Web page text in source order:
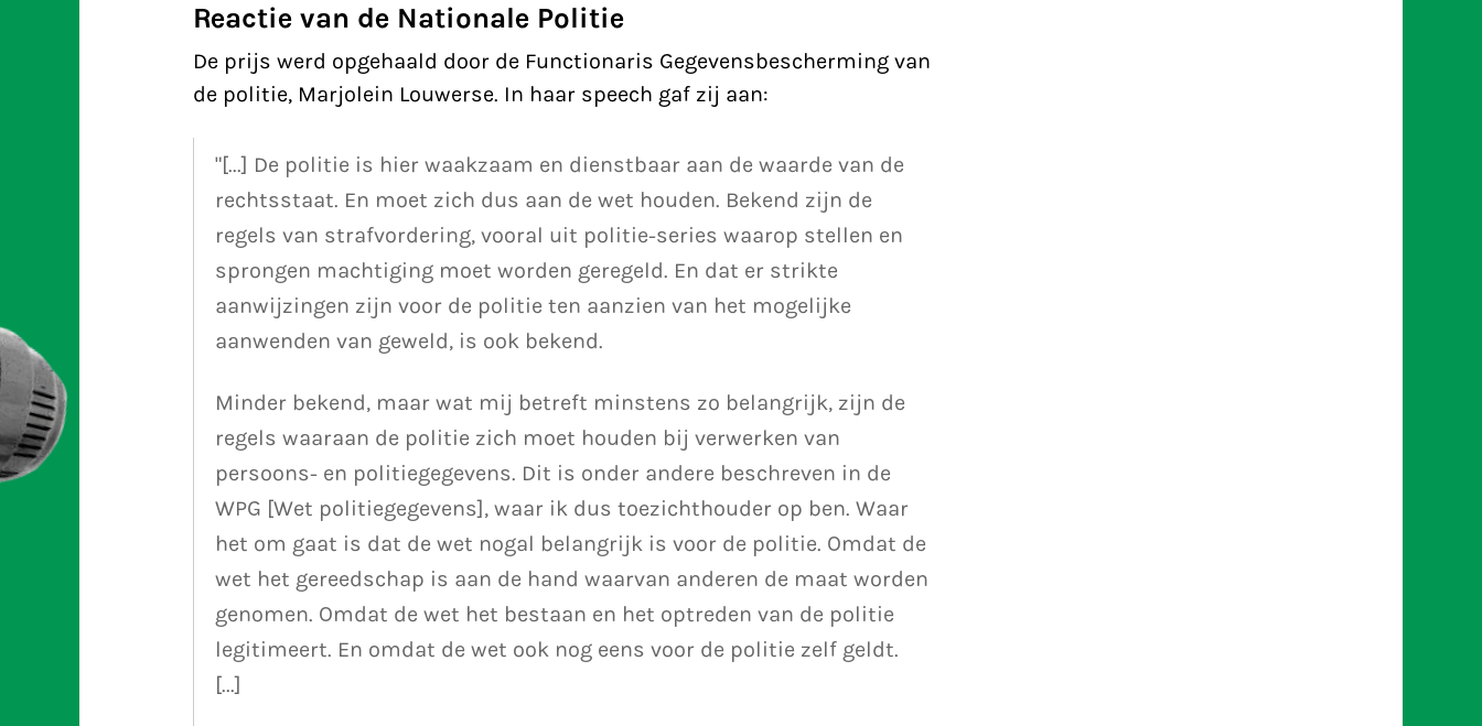
Reactie van de Nationale Politie
De prijs werd opgehaald door de Functionaris Gegevensbescherming van
de politie, Marjolein Louwerse. In haar speech gaf zij aan:
"[...] De politie is hier waakzaam en dienstbaar aan de waarde van de
rechtsstaat. En moet zich dus aan de wet houden. Bekend zijn de
regels van strafvordering, vooral uit politie-series waarop stellen en
sprongen machtiging moet worden geregeld. En dat er strikte
aanwijzingen zijn voor de politie ten aanzien van het mogelijke
aanwenden van geweld, is ook bekend.
Minder bekend, maar wat mij betreft minstens zo belangrijk, zijn de
regels waaraan de politie zich moet houden bij verwerken van
persoons- en politiegegevens. Dit is onder andere beschreven in de
WPG [Wet politiegegevens], waar ik dus toezichthouder op ben. Waar
het om gaat is dat de wet nogal belangrijk is voor de politie. Omdat de
wet het gereedschap is aan de hand waarvan anderen de maat worden
genomen. Omdat de wet het bestaan en het optreden van de politie
legitimeert. En omdat de wet ook nog eens voor de politie zelf geldt.
[...]